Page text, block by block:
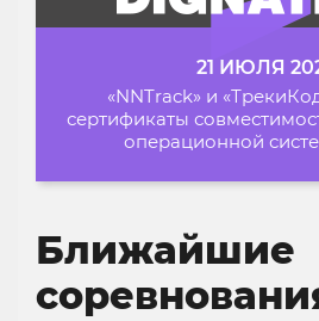
21 ИЮЛЯ
«NNTrack» и
сертификаты
операционной
Ближайшие